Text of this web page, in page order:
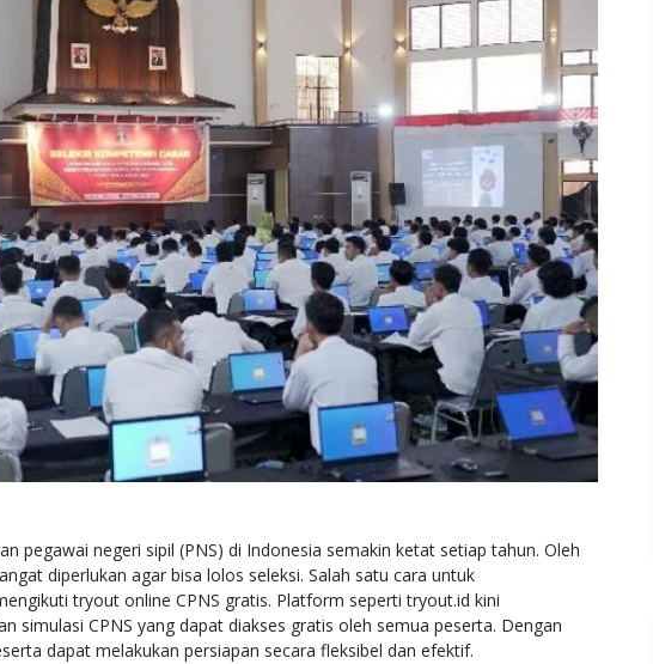
pegawai negeri sipil (PNS) di Indonesia semakin ketat setiap tahun. Oleh
diperlukan agar bisa lolos seleksi. Salah satu cara untuk
tryout online CPNS gratis. Platform seperti tryout.id kini
simulasi CPNS yang dapat diakses gratis oleh semua peserta. Dengan
dapat melakukan persiapan secara fleksibel dan efektif.